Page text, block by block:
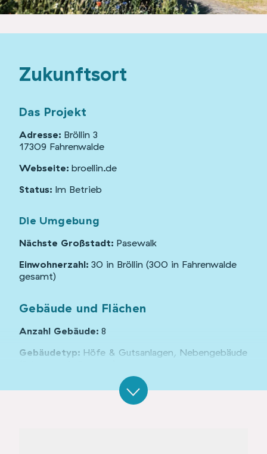
Zukunftsort
Das Projekt
Adresse: Bröllin 3
17309 Fahrenwalde
Webseite: broellin.de
Status: Im Betrieb
Die Umgebung
Nächste Großstadt: Pasewalk
Einwohnerzahl: 30 in Bröllin (300 in Fahrenwalde
gesamt)
Gebäude und Flächen
Anzahl Gebäude: 8
Gebäudetyp: Höfe & Gutsanlagen, Nebengebäude
Verein